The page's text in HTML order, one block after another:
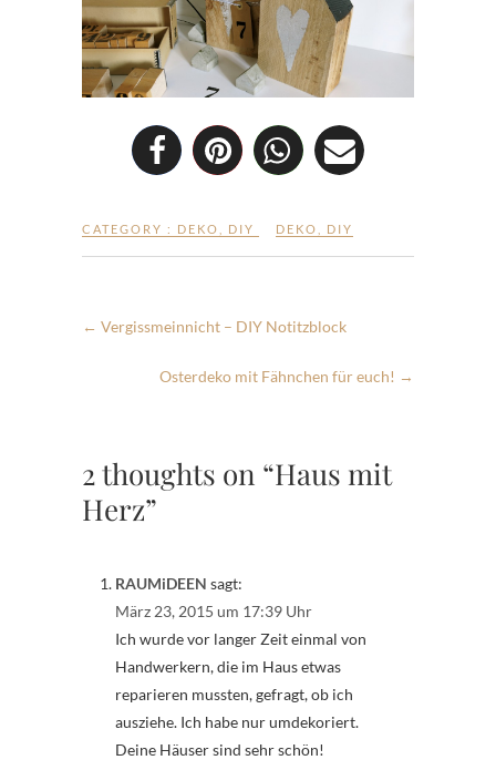
CATEGORY : DEKO DIY DEKO DIY
← Vergissmeinnicht – DIY Notitzblock
Osterdeko mit Fähnchen für euch! →
2 thoughts on “Haus mit
Herz”
RAUMiDEEN sagt:
März 23, 2015 um 17:39 Uhr
Ich wurde vor langer Zeit einmal von
Handwerkern, die im Haus etwas
reparieren mussten, gefragt, ob ich
ausziehe. Ich habe nur umdekoriert.
Deine Häuser sind sehr schön!